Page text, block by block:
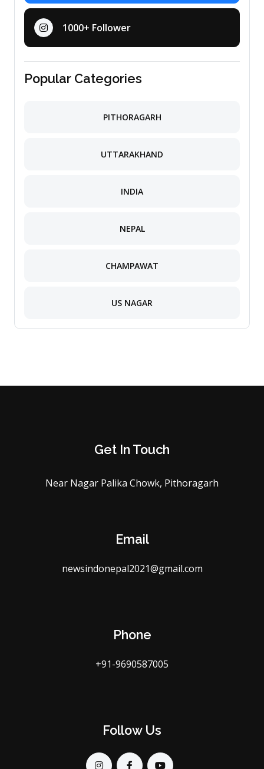
1000+ Follower
Popular Categories
PITHORAGARH
UTTARAKHAND
INDIA
NEPAL
CHAMPAWAT
US NAGAR
Get In Touch
Near Nagar Palika Chowk, Pithoragarh
Email
newsindonepal2021@gmail.com
Phone
+91-9690587005
Follow Us